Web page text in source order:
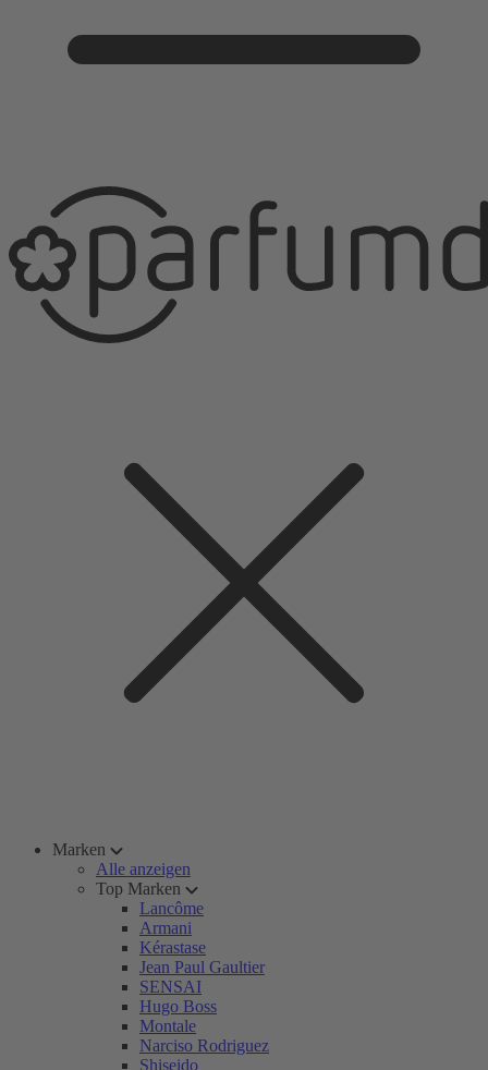
Marken
Alle anzeigen
Top Marken
Lancôme
Armani
Kérastase
Jean Paul Gaultier
SENSAI
Hugo Boss
Montale
Narciso Rodriguez
Shiseido